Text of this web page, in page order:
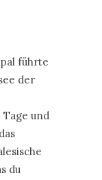
führte
der
und
du